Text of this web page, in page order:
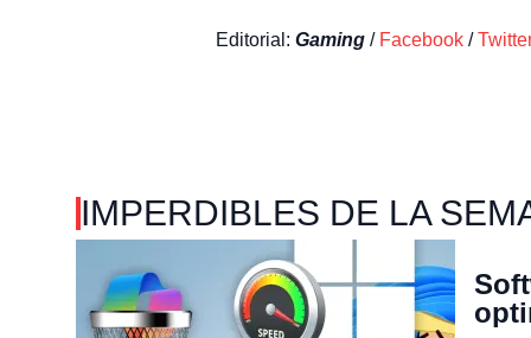
Editorial: Gaming / Facebook /
IMPERDIBLES DE LA